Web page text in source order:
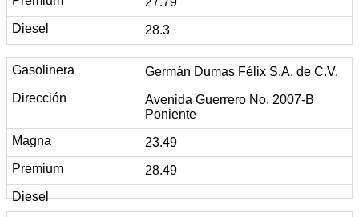
28.3
Germán Dumas Félix S.A. de C.V.
Avenida Guerrero No. 2007-B
Poniente
23.49
28.49